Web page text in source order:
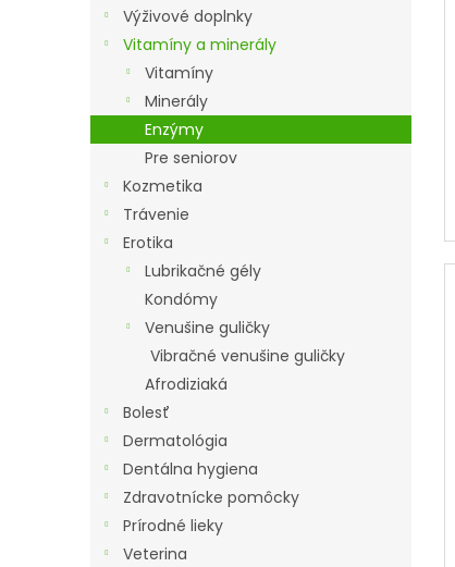
Výživové doplnky
Vitamíny a minerály
Vitamíny
Minerály
Enzýmy
Pre seniorov
Kozmetika
Trávenie
Erotika
Lubrikačné gély
Kondómy
Venušine guličky
Vibračné venušine guličky
Afrodiziaká
Bolesť
Dermatológia
Dentálna hygiena
Zdravotnícke pomôcky
Prírodné lieky
Veterina
V
O
V